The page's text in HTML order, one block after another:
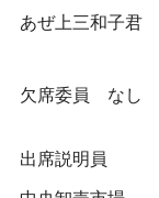
あぜ上三和子君
欠席委員 なし
出席説明員